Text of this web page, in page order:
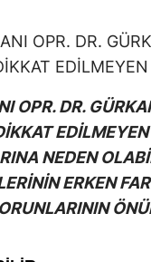
OPR. DR.
NEDEN
ERKEN